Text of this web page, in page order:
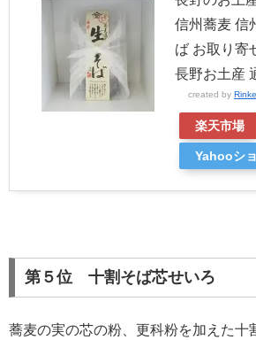
信州蕎麦 信
ば お取り寄
長野お土産
created by
楽天市場
Yahooシ
第５位 十割そば芯せいろ
蕎麦の実の芯の粉、更科粉を加えた十